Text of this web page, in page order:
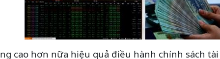
cao hơn nữa hiệu quả điều hành chính sách